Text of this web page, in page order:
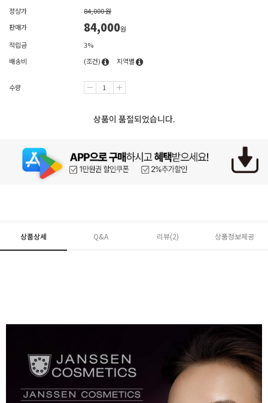
정상가
84,000 원
판매가
84,000원
적립금
3%
배송비
(조건) 지역별
수량
상품이 품절되었습니다.
상품상세 Q&A 리뷰(2) 상품정보제공